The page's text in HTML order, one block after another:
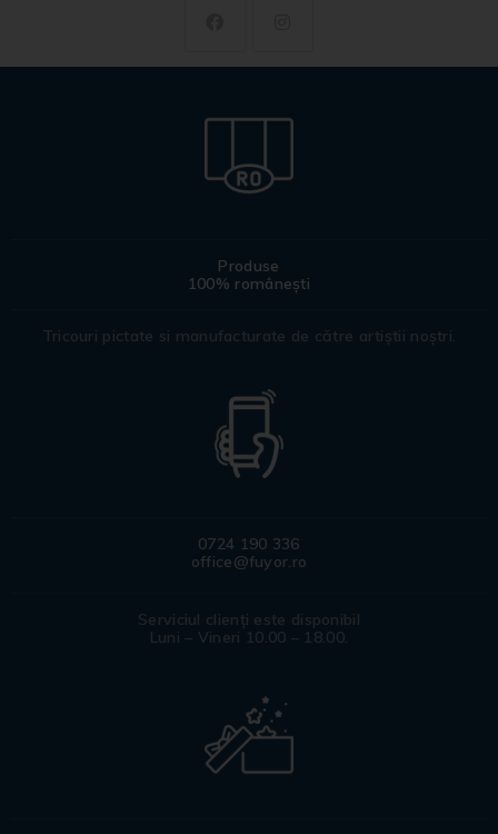
Produse
100% românești
Tricouri pictate si manufacturate de către artiștii noștri.
0724 190 336
office@fuyor.ro
Serviciul clienți este disponibil
Luni – Vineri 10.00 – 18.00.